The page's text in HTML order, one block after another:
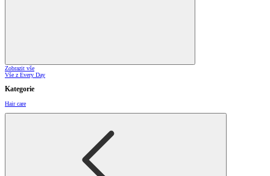
Zobrazit vše
Vše z Every Day
Kategorie
Hair care